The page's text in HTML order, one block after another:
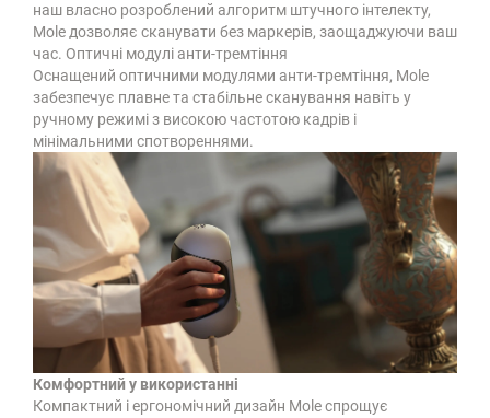
наш власно розроблений алгоритм штучного інтелекту,
Mole дозволяє сканувати без маркерів, заощаджуючи ваш
час. Оптичні модулі анти-тремтіння
Оснащений оптичними модулями анти-тремтіння, Mole
забезпечує плавне та стабільне сканування навіть у
ручному режимі з високою частотою кадрів і
мінімальними спотвореннями.
Комфортний у використанні
Компактний і ергономічний дизайн Mole спрощує